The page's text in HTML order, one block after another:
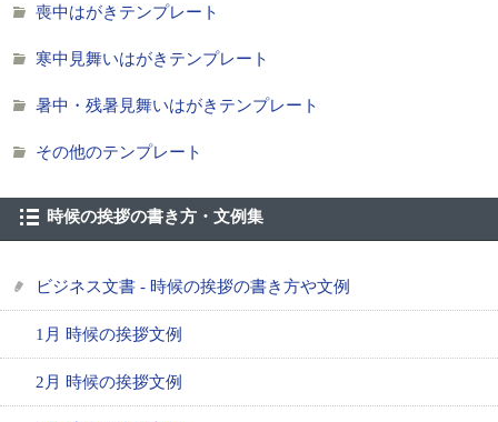
喪中はがきテンプレート
寒中見舞いはがきテンプレート
暑中・残暑見舞いはがきテンプレート
その他のテンプレート
時候の挨拶の書き方・文例集
ビジネス文書 - 時候の挨拶の書き方や文例
1月 時候の挨拶文例
2月 時候の挨拶文例